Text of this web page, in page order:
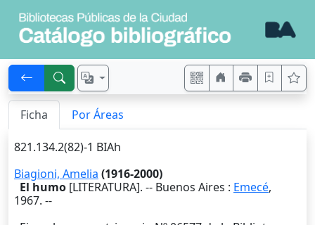
Ficha Por Áreas
821.134.2(82)-1 BIAh
Biagioni, Amelia (1916-2000)
El humo [LITERATURA]. -- Buenos Aires : Emecé,
1967. --